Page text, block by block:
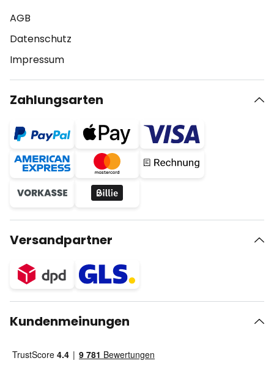
AGB
Datenschutz
Impressum
Zahlungsarten
Versandpartner
Kundenmeinungen